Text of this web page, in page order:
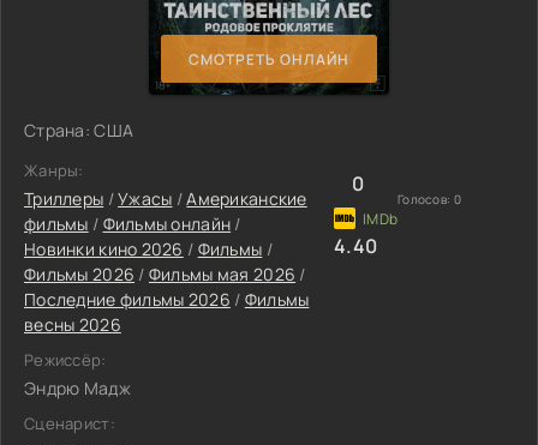
СМОТРЕТЬ ОНЛАЙН
Страна: США
Жанры:
Триллеры /Ужасы /Американские
фильмы / Фильмы онлайн /
Новинки кино 2026 / Фильмы /
Фильмы 2026 / Фильмы мая 2026 /
Последние фильмы 2026 / Фильмы
весны 2026
Режиссёр:
Эндрю Мадж
Сценарист:
0
Голосов: 0
4.40